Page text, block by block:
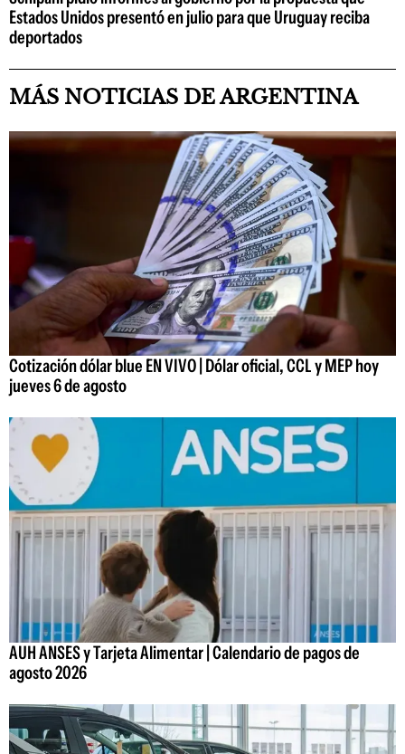
Estados Unidos presentó en julio para que Uruguay reciba
deportados
MÁS NOTICIAS DE ARGENTINA
Cotización dólar blue EN VIVO | Dólar oficial, CCL y MEP hoy
jueves 6 de agosto
AUH ANSES y Tarjeta Alimentar | Calendario de pagos de
agosto 2026